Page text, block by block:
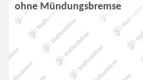
ohne Mündungsbremse